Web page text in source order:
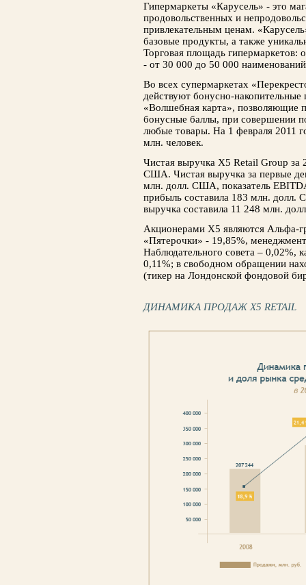
Гипермаркеты «Карусель» - это
продовольственных и
привлекательным ценам.
базовые продукты, а также
Торговая площадь гипермаркетов:
- от 30 000 до 50 000
Во всех супермаркетах
действуют бонусно-
«Волшебная карта», позволяющие
бонусные баллы, при совершении
любые товары. На 1 февраля 2011
млн. человек.
Чистая выручка X5 Retail Group за
США. Чистая выручка за первые
млн. долл. США, показатель
прибыль составила 183 млн. долл.
выручка составила 11 248 млн.
Акционерами X5 являются Альфа-
«Пятерочки» - 19,85%,
Наблюдательного совета – 0,02%,
0,11%; в свободном обращении
(тикер на Лондонской фондовой
ДИНАМИКА ПРОДАЖ X5 RETAIL